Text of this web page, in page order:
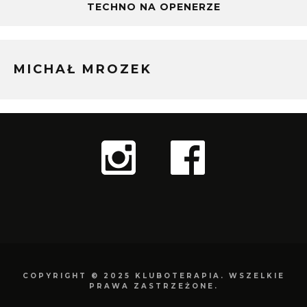
TECHNO NA OPENERZE
MICHAŁ MROZEK
COPYRIGHT © 2025 KLUBOTERAPIA. WSZELKIE
PRAWA ZASTRZEŻONE.